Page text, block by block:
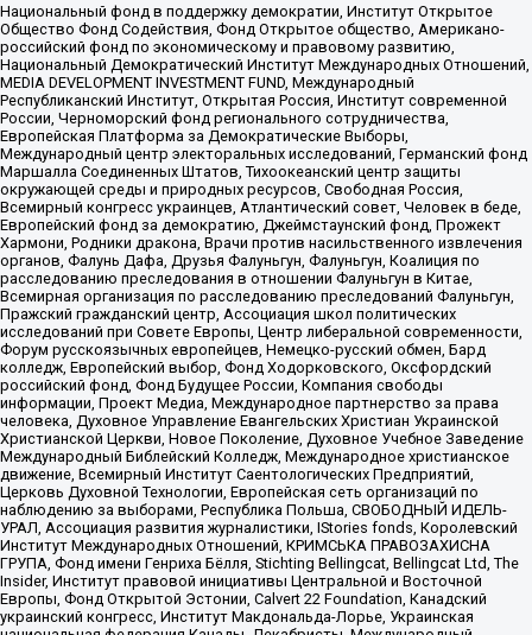
Национальный фонд в поддержку демократии, Институт Открытое
Общество Фонд Содействия, Фонд Открытое общество, Американо-
российский фонд по экономическому и правовому развитию,
Национальный Демократический Институт Международных Отношений,
MEDIA DEVELOPMENT INVESTMENT FUND, Международный
Республиканский Институт, Открытая Россия, Институт современной
России, Черноморский фонд регионального сотрудничества,
Европейская Платформа за Демократические Выборы,
Международный центр электоральных исследований, Германский фонд
Маршалла Соединенных Штатов, Тихоокеанский центр защиты
окружающей среды и природных ресурсов, Свободная Россия,
Всемирный конгресс украинцев, Атлантический совет, Человек в беде,
Европейский фонд за демократию, Джеймстаунский фонд, Прожект
Хармони, Родники дракона, Врачи против насильственного извлечения
органов, Фалунь Дафа, Друзья Фалуньгун, Фалуньгун, Коалиция по
расследованию преследования в отношении Фалуньгун в Китае,
Всемирная организация по расследованию преследований Фалуньгун,
Пражский гражданский центр, Ассоциация школ политических
исследований при Совете Европы, Центр либеральной современности,
Форум русскоязычных европейцев, Немецко-русский обмен, Бард
колледж, Европейский выбор, Фонд Ходорковского, Оксфордский
российский фонд, Фонд Будущее России, Компания свободы
информации, Проект Медиа, Международное партнерство за права
человека, Духовное Управление Евангельских Христиан Украинской
Христианской Церкви, Новое Поколение, Духовное Учебное Заведение
Международный Библейский Колледж, Международное христианское
движение, Всемирный Институт Саентологических Предприятий,
Церковь Духовной Технологии, Европейская сеть организаций по
наблюдению за выборами, Республика Польша, СВОБОДНЫЙ ИДЕЛЬ-
УРАЛ, Ассоциация развития журналистики, IStories fonds, Королевский
Институт Международных Отношений, КРИМСЬКА ПРАВОЗАХИСНА
ГРУПА, Фонд имени Генриха Бёлля, Stichting Bellingcat, Bellingcat Ltd, The
Insider, Институт правовой инициативы Центральной и Восточной
Европы, Фонд Открытой Эстонии, Calvert 22 Foundation, Канадский
украинский конгресс, Институт Макдональда-Лорье, Украинская